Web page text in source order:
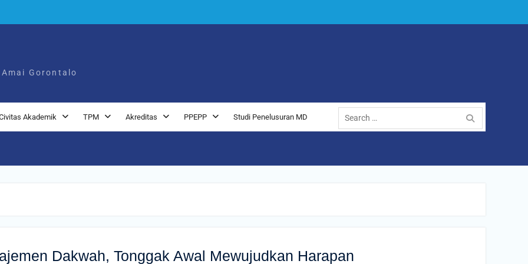
Gorontalo
Akademik TPM Akreditas PPEPP Studi Penelusuran MD
Dakwah, Tonggak Awal Mewujudkan Harapan